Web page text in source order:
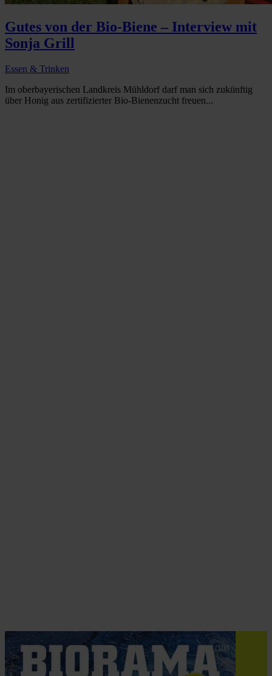
Gutes von der Bio-Biene – Interview mit
Sonja Grill
Essen & Trinken
Im oberbayerischen Landkreis Mühldorf darf man sich zukünftig
über Honig aus zertifizierter Bio-Bienenzucht freuen...